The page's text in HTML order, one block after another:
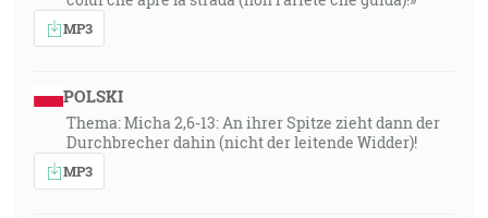
MP3
POLSKI
Thema: Micha 2,6-13: An ihrer Spitze zieht dann der
Durchbrecher dahin (nicht der leitende Widder)!
MP3